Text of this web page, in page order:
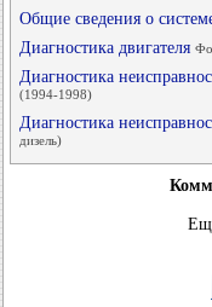
Общие сведения о
Диагностика двигателя
Диагностика
(1994-1998)
Диагностика
дизель)